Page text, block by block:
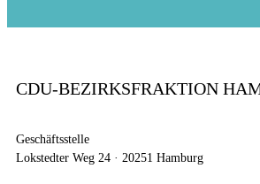
CDU-BEZIRKSFRAKTION
Geschäftsstelle
Lokstedter Weg 24 · 20251 Hamburg